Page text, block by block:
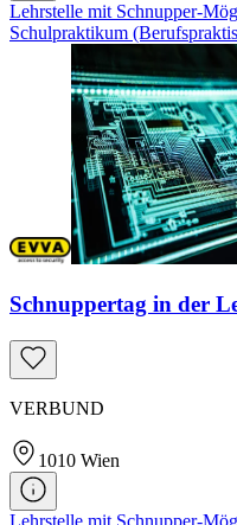
Lehrstelle mit Schnupper-
Schulpraktikum
Schnuppertag in der
VERBUND
1010 Wien
Lehrstelle mit Schnupper-